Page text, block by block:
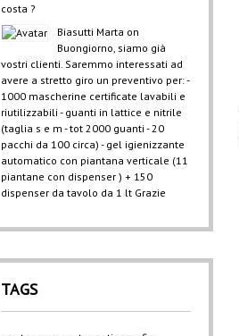
costa ?
Biasutti Marta on
Buongiorno, siamo già
vostri clienti. Saremmo interessati ad
avere a stretto giro un preventivo per: -
1000 mascherine certificate lavabili e
riutilizzabili - guanti in lattice e nitrile
(taglia s e m - tot 2000 guanti - 20
pacchi da 100 circa) - gel igienizzante
automatico con piantana verticale (11
piantane con dispenser ) + 150
dispenser da tavolo da 1 lt Grazie
TAGS